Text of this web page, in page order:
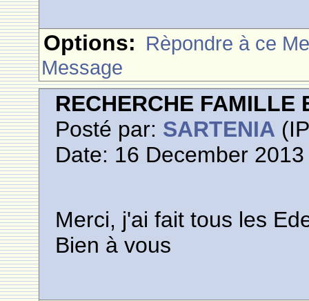
Options: Rèpondre à ce
Message
RECHERCHE FAMILLE
Posté par: SARTENIA
Date: 16 December
Merci, j'ai fait tous les
Bien à vous